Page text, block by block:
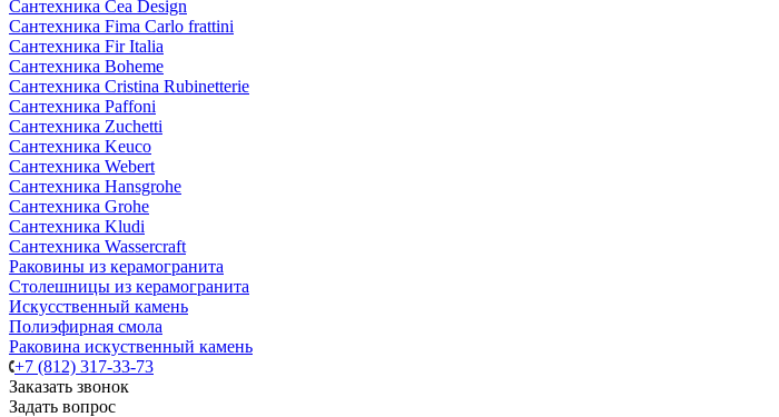
Сантехника Cea Design
Сантехника Fima Carlo frattini
Сантехника Fir Italia
Сантехника Boheme
Сантехника Cristina Rubinetterie
Сантехника Paffoni
Сантехника Zuchetti
Сантехника Keuco
Сантехника Webert
Сантехника Hansgrohe
Сантехника Grohe
Сантехника Kludi
Сантехника Wassercraft
Раковины из керамогранита
Столешницы из керамогранита
Искусственный камень
Полиэфирная смола
Раковина искуственный камень
+7 (812) 317-33-73
Заказать звонок
Задать вопрос